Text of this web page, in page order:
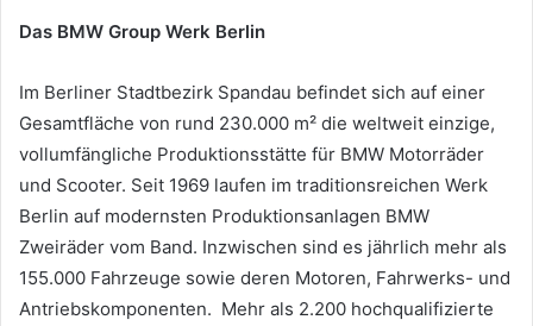
Das BMW Group Werk Berlin
Im Berliner Stadtbezirk Spandau befindet sich auf einer
Gesamtfläche von rund 230.000 m² die weltweit einzige,
vollumfängliche Produktionsstätte für BMW Motorräder
und Scooter. Seit 1969 laufen im traditionsreichen Werk
Berlin auf modernsten Produktionsanlagen BMW
Zweiräder vom Band. Inzwischen sind es jährlich mehr als
155.000 Fahrzeuge sowie deren Motoren, Fahrwerks- und
Antriebskomponenten. Mehr als 2.200 hochqualifizierte